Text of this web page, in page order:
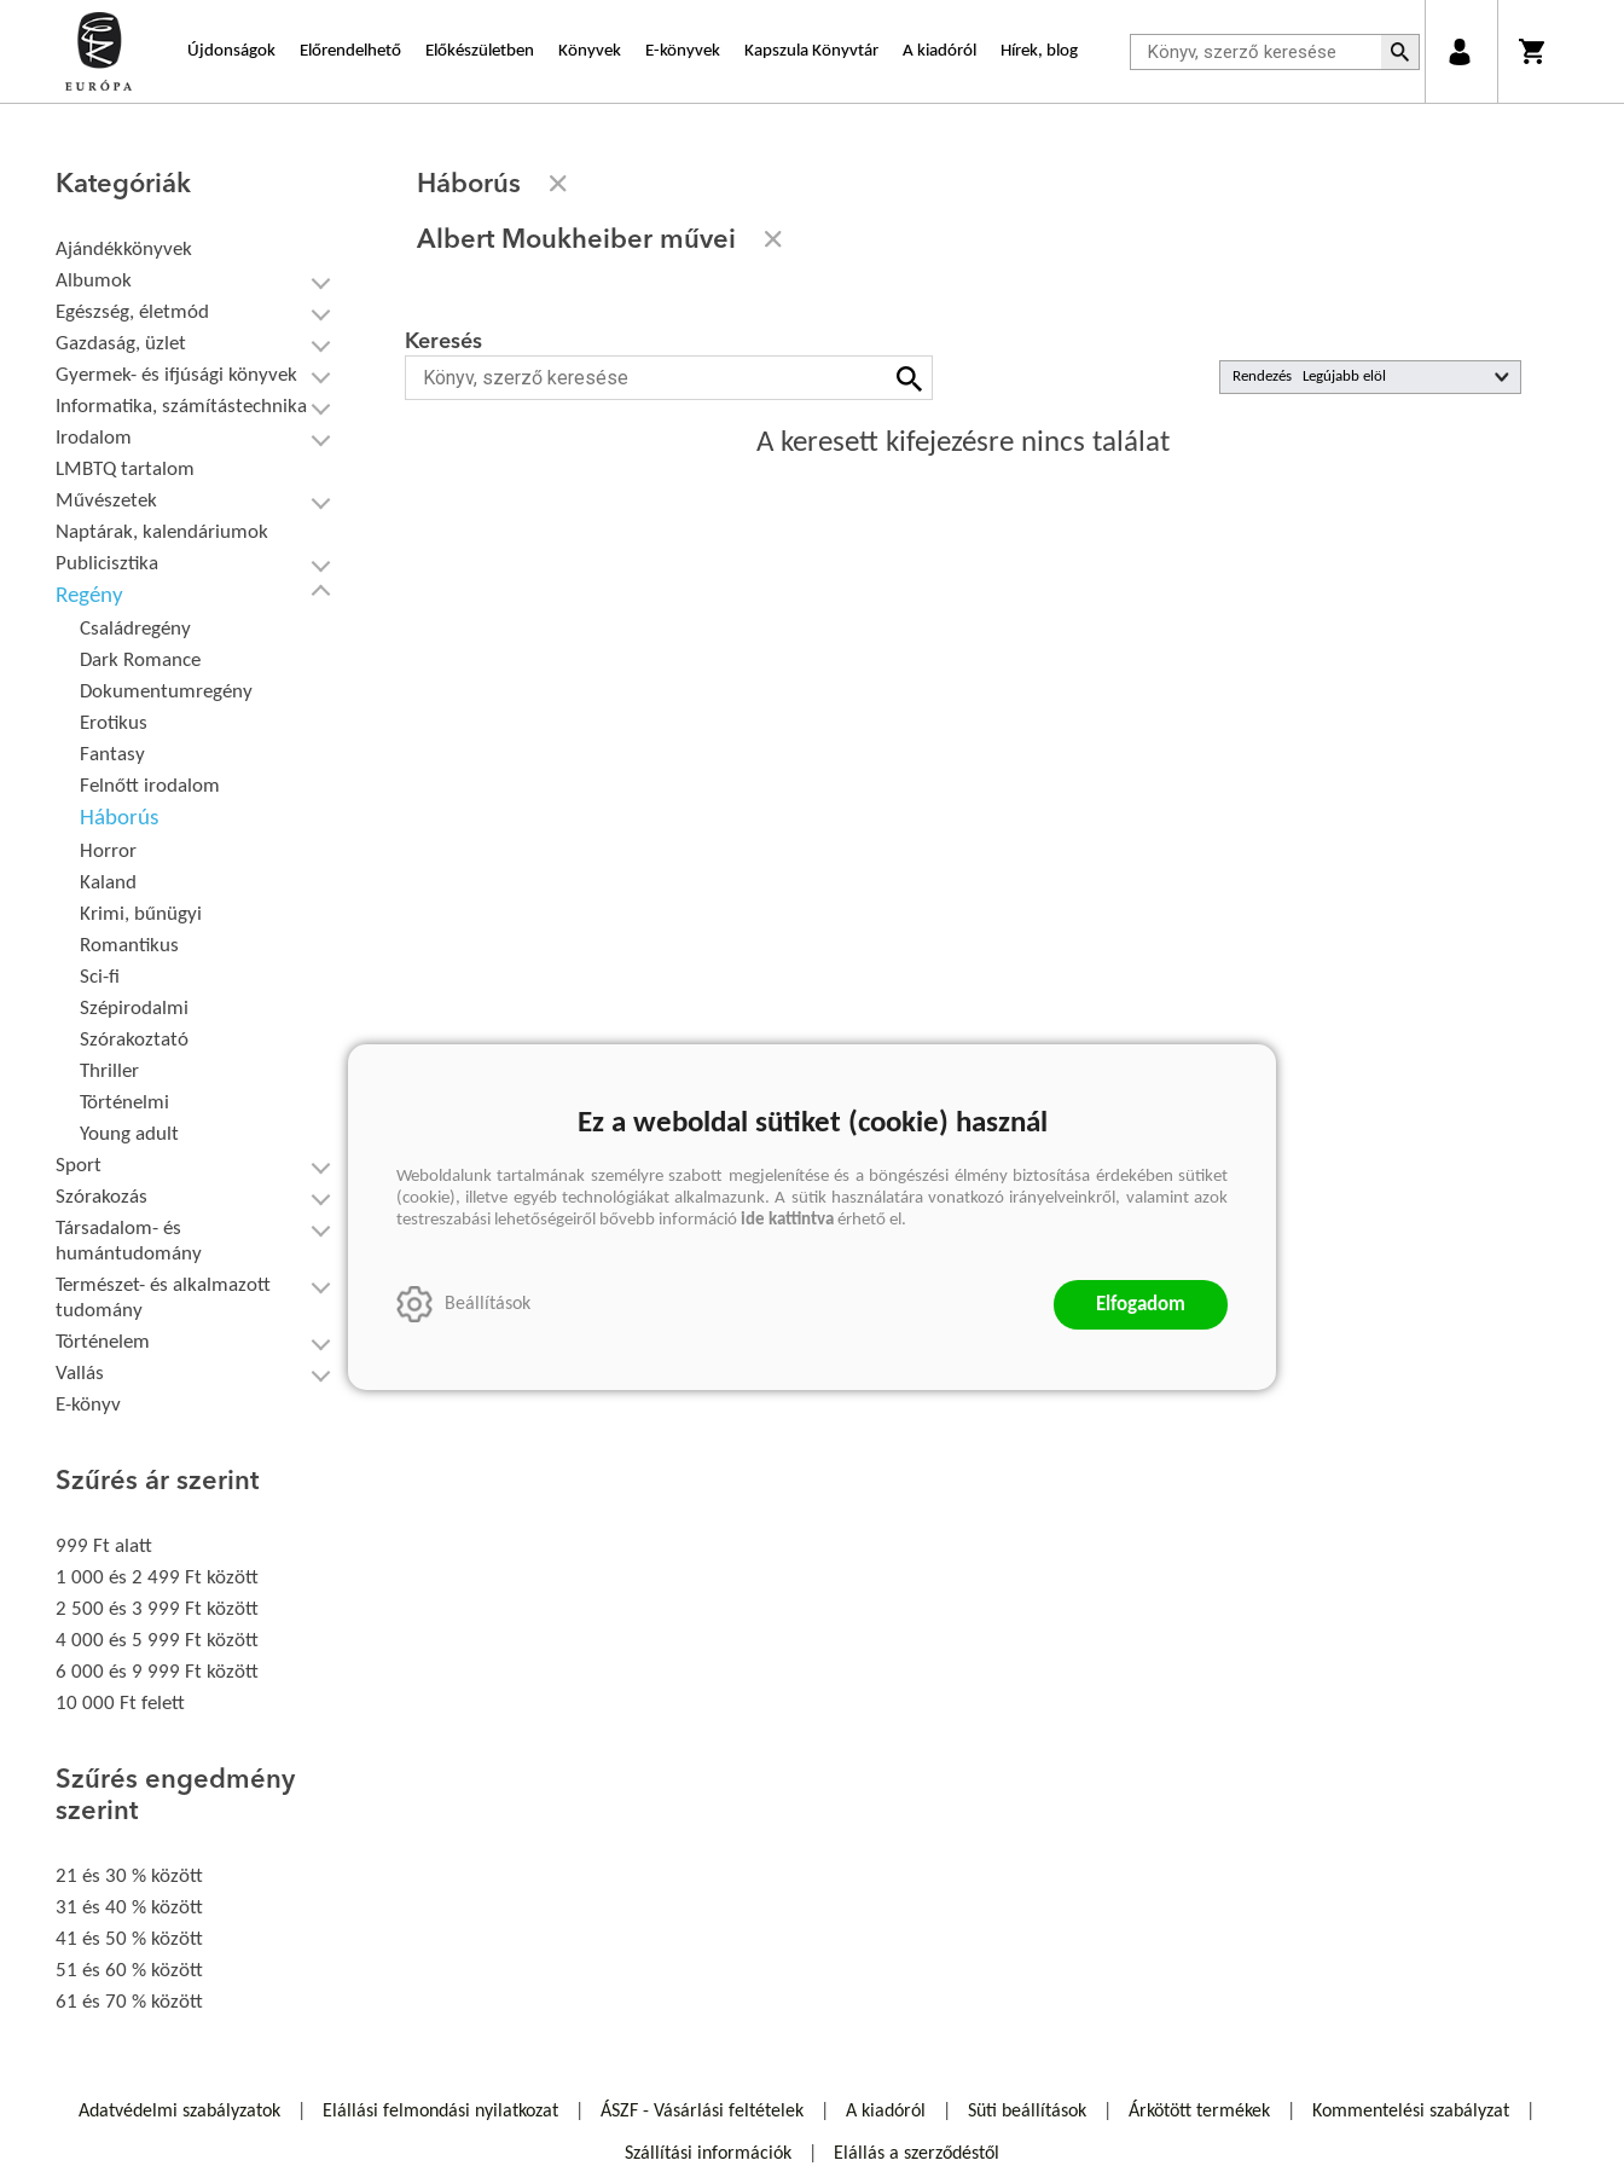
Újdonságok Előrendelhető Előkészületben Könyvek E-könyvek Kapszula Könyvtár A kiadóról Hírek, blog
Kategóriák
Ajándékkönyvek
Albumok
Egészség, életmód
Gazdaság, üzlet
Gyermek- és ifjúsági könyvek
Informatika, számítástechnika
Irodalom
LMBTQ tartalom
Művészetek
Naptárak, kalendáriumok
Publicisztika
Regény
Családregény
Dark Romance
Dokumentumregény
Erotikus
Fantasy
Felnőtt irodalom
Háborús
Horror
Kaland
Krimi, bűnügyi
Romantikus
Sci-fi
Szépirodalmi
Szórakoztató
Thriller
Történelmi
Young adult
Sport
Szórakozás
Társadalom- és
humántudomány
Természet- és alkalmazott
tudomány
Történelem
Vallás
E-könyv
Szűrés ár szerint
999 Ft alatt
1 000 és 2 499 Ft között
2 500 és 3 999 Ft között
4 000 és 5 999 Ft között
6 000 és 9 999 Ft között
10 000 Ft felett
Szűrés engedmény
szerint
21 és 30 % között
31 és 40 % között
41 és 50 % között
51 és 60 % között
61 és 70 % között
Háborús
Albert Moukheiber művei
Rendezés
Keresés
A keresett kifejezésre nincs találat
Adatvédelmi szabályzatok Elállási felmondási nyilatkozat ÁSZF - Vásárlási feltételek A kiadóról Süti beállítások Árkötött termékek Kommentelési szabályzat
Szállítási információk Elállás a szerződéstől
Ez a weboldal sütiket (cookie) használ
Weboldalunk tartalmának személyre szabott megjelenítése és a böngészési élmény biztosítása érdekében sütiket
(cookie), illetve egyéb technológiákat alkalmazunk. A sütik használatára vonatkozó irányelveinkről, valamint azok
testreszabási lehetőségeiről bővebb információ ide kattintva érhető el.
Beállítások Elfogadom